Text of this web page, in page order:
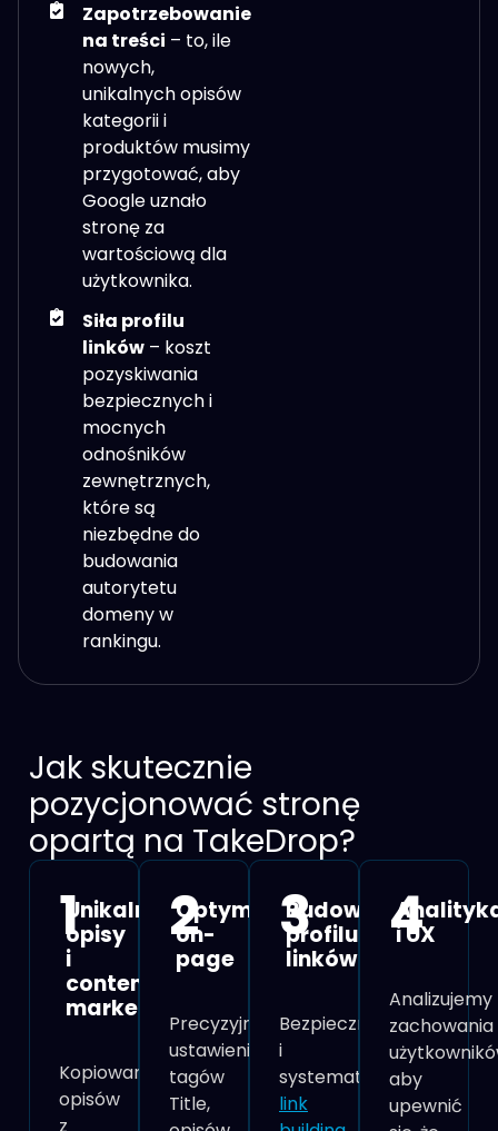
Zapotrzebowanie
na treści – to, ile
nowych,
unikalnych opisów
kategorii i
produktów musimy
przygotować, aby
Google uznało
stronę za
wartościową dla
użytkownika.
Siła profilu
linków – koszt
pozyskiwania
bezpiecznych i
mocnych
odnośników
zewnętrznych,
które są
niezbędne do
budowania
autorytetu
domeny w
rankingu.
Jak skutecznie
pozycjonować stronę
opartą na TakeDrop?
1
Unikalne
opisy
i
content
marketing
Kopiowanie
opisów
2
Optymalizacja
on-
page
Precyzyjne
ustawienie
tagów
Title,
3
Budowanie
profilu
linków
Bezpieczny
i
systematyczny
link
4
i UX
Analizujemy
zachowania
aby
upewnić